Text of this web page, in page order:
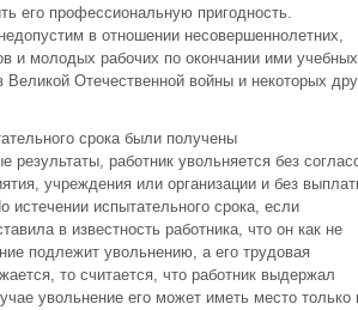
его профессиональную пригодность.
в отношении несовершеннолетних,
и молодых рабочих по окончании ими учебных
Великой Отечественной войны и некоторых
срока были получены
результаты, работник увольняется без
учреждения или организации и без
истечении испытательного срока, если
в известность работника, что он как не
подлежит увольнению, а его трудовая
то считается, что работник выдержал
увольнение его может иметь место только